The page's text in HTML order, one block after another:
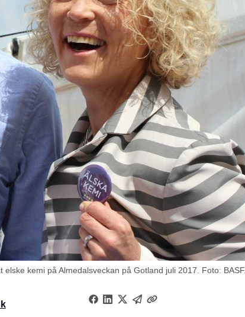
kemi på Almedalsveckan på Gotland juli 2017. Foto: BASF.